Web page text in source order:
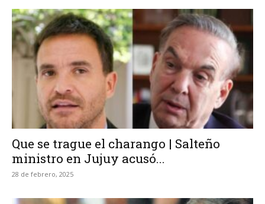
Que se trague el charango | Salteño
ministro en Jujuy acusó...
28 de febrero, 2025